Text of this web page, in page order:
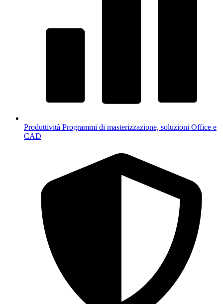
Produttività Programmi di masterizzazione, soluzioni Office e
CAD